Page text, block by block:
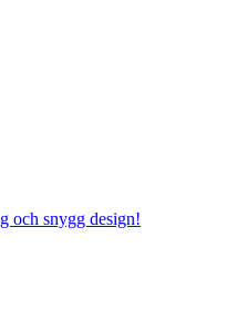
och snygg design!